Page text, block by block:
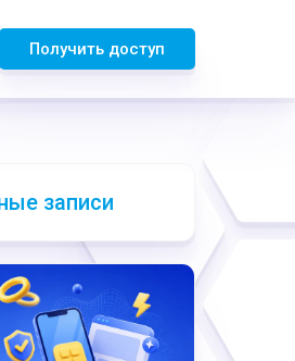
Получить доступ
записи